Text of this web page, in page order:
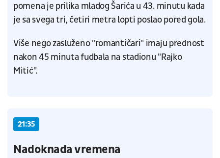
pomena je prilika mladog Šarića u 43. minutu kada
je sa svega tri, četiri metra lopti poslao pored gola.
Više nego zasluženo "romantičari" imaju prednost
nakon 45 minuta fudbala na stadionu "Rajko
Mitić".
21:35
Nadoknada vremena